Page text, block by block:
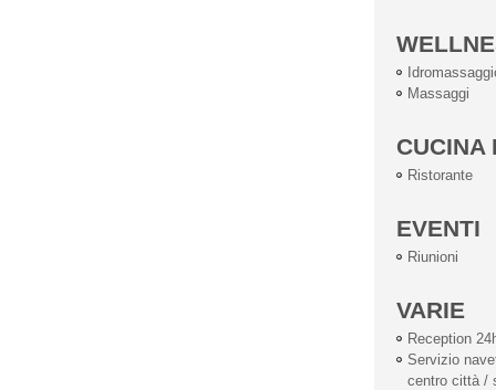
Massaggi
CUCINA
Ristorante
EVENTI
Riunioni
VARIE
Reception
Servizio
centro città /